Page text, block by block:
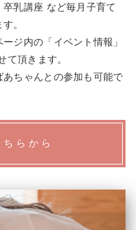
乳講座 など毎月子育て
。
ジ内の「イベント情報」
て頂きます。
ちゃんとの参加も可能で
らから